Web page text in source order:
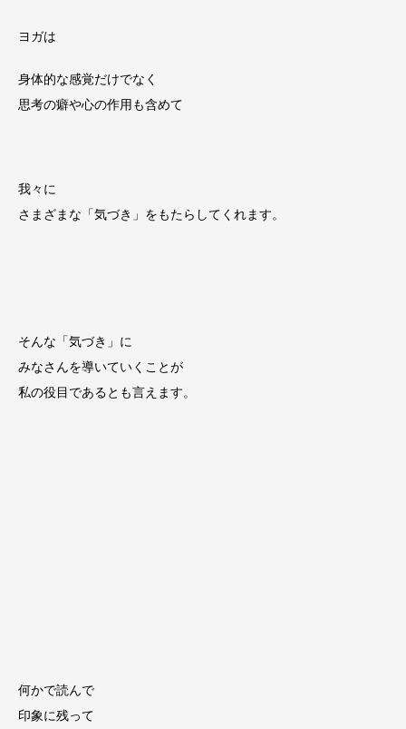
ヨガは
身体的な感覚だけでなく
思考の癖や心の作用も含めて
我々に
さまざまな「気づき」をもたらしてくれます。
そんな「気づき」に
みなさんを導いていくことが
私の役目であるとも言えます。
何かで読んで
印象に残って